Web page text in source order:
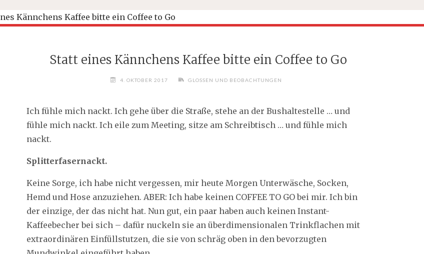
Statt eines Kännchens Kaffee bitte ein Coffee to Go
4. OKTOBER 2017 GLOSSEN UND BEOBACHTUNGEN
Ich fühle mich nackt. Ich gehe über die Straße, stehe an der Bushaltestelle … und
fühle mich nackt. Ich eile zum Meeting, sitze am Schreibtisch … und fühle mich
nackt.
Splitterfasernackt.
Keine Sorge, ich habe nicht vergessen, mir heute Morgen Unterwäsche, Socken,
Hemd und Hose anzuziehen. ABER: Ich habe keinen COFFEE TO GO bei mir. Ich bin
der einzige, der das nicht hat. Nun gut, ein paar haben auch keinen Instant-
Kaffeebecher bei sich – dafür nuckeln sie an überdimensionalen Trinkflachen mit
extraordinären Einfüllstutzen, die sie von schräg oben in den bevorzugten